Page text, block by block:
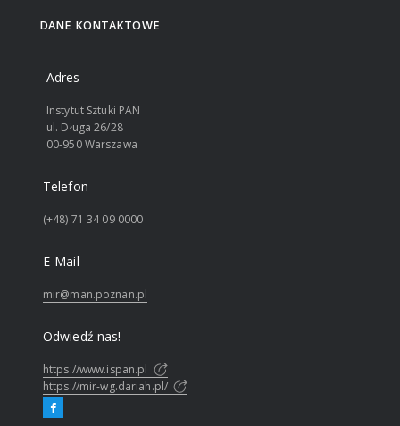
DANE KONTAKTOWE
Adres
Instytut Sztuki PAN
ul. Długa 26/28
00-950 Warszawa
Telefon
(+48) 71 34 09 0000
E-Mail
mir@man.poznan.pl
Odwiedź nas!
https://www.ispan.pl
https://mir-wg.dariah.pl/